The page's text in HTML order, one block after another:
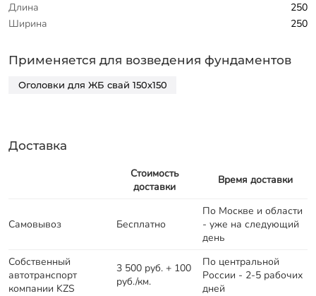
Длина
250
Ширина
250
Применяется для возведения фундаментов
Оголовки для ЖБ свай 150х150
Доставка
Стоимость
доставки
Время доставки
Самовывоз Бесплатно
По Москве и области
- уже на следующий
день
Собственный
автотранспорт
компании KZS
3 500 руб. + 100
руб./км.
По центральной
России - 2-5 рабочих
дней